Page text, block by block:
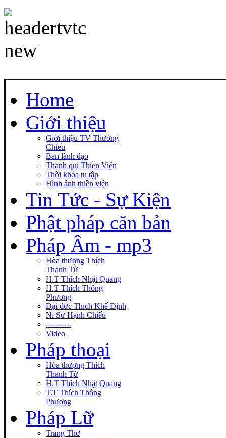
Home
Giới thiệu
Giới thiệu TV Thường
Chiếu
Ban lãnh đạo
Thanh qui Thiền Viện
Thời khóa tu tập
Hình ảnh thiền viện
Tin Tức - Sự Kiện
Phật pháp căn bản
Pháp Âm - mp3
Hòa thượng Thích
Thanh Từ
H.T Thích Nhật Quang
H.T Thích Thông
Phương
Đại đức Thích Khế Định
Ni Sư Hạnh Chiếu
----------
Video
Pháp thoại
Hòa thượng Thích
Thanh Từ
H.T Thích Nhật Quang
T.T Thích Thông
Phương
Pháp Lữ
Trang Thơ